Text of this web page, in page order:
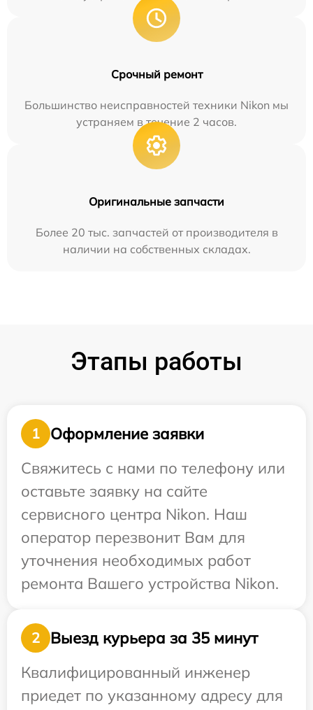
Срочный ремонт
Большинство неисправностей техники Nikon мы
устраняем в течение 2 часов.
Оригинальные запчасти
Более 20 тыс. запчастей от производителя в
наличии на собственных складах.
Этапы работы
1
Оформление заявки
Свяжитесь с нами по телефону или
оставьте заявку на сайте
сервисного центра Nikon. Наш
оператор перезвонит Вам для
уточнения необходимых работ
ремонта Вашего устройства Nikon.
2
Выезд курьера за 35 минут
Квалифицированный инженер
приедет по указанному адресу для